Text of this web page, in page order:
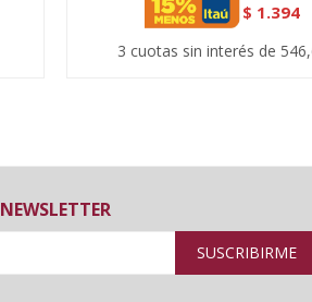
$ 1.394
3 cuotas sin interés de
NEWSLETTER
SUSCRIBIRME